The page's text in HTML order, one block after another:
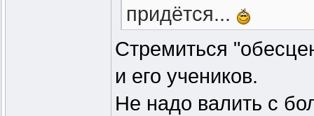
придётся...
Стремиться
и его учеников.
Не надо валить с